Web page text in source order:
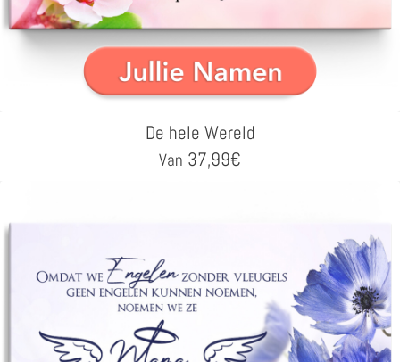
De hele Wereld
Van 37,99€